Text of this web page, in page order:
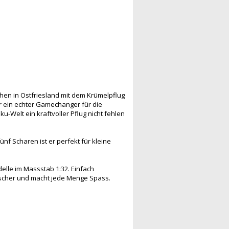
in Ostfriesland mit dem Krümelpflug
echter Gamechanger für die
Welt ein kraftvoller Pflug nicht fehlen
Scharen ist er perfekt für kleine
im Massstab 1:32. Einfach
und macht jede Menge Spass.